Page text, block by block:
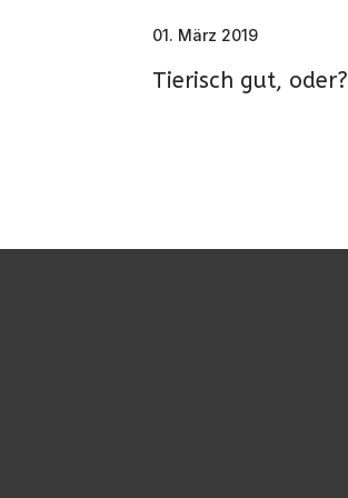
Tierisch gut, oder?
01. März 2019